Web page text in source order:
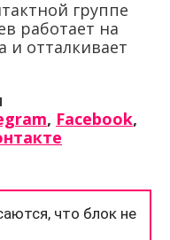
группе
работает на
и отталкивает
, Facebook,